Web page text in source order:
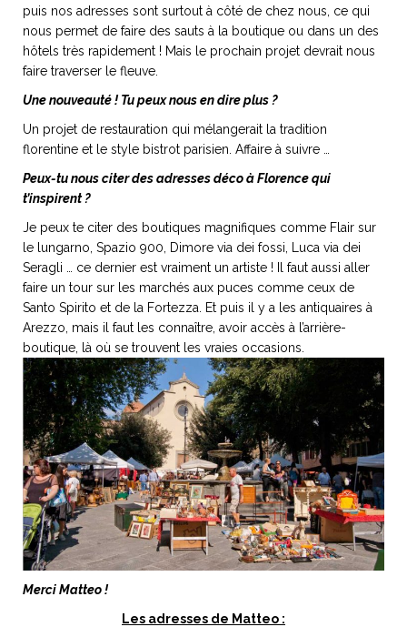
puis nos adresses sont surtout à côté de chez nous, ce qui
nous permet de faire des sauts à la boutique ou dans un des
hôtels très rapidement ! Mais le prochain projet devrait nous
faire traverser le fleuve.
Une nouveauté ! Tu peux nous en dire plus ?
Un projet de restauration qui mélangerait la tradition
florentine et le style bistrot parisien. Affaire à suivre …
Peux-tu nous citer des adresses déco à Florence qui
t’inspirent ?
Je peux te citer des boutiques magnifiques comme Flair sur
le lungarno, Spazio 900, Dimore via dei fossi, Luca via dei
Seragli … ce dernier est vraiment un artiste ! Il faut aussi aller
faire un tour sur les marchés aux puces comme ceux de
Santo Spirito et de la Fortezza. Et puis il y a les antiquaires à
Arezzo, mais il faut les connaître, avoir accès à l’arrière-
boutique, là où se trouvent les vraies occasions.
Merci Matteo !
Les adresses de Matteo :